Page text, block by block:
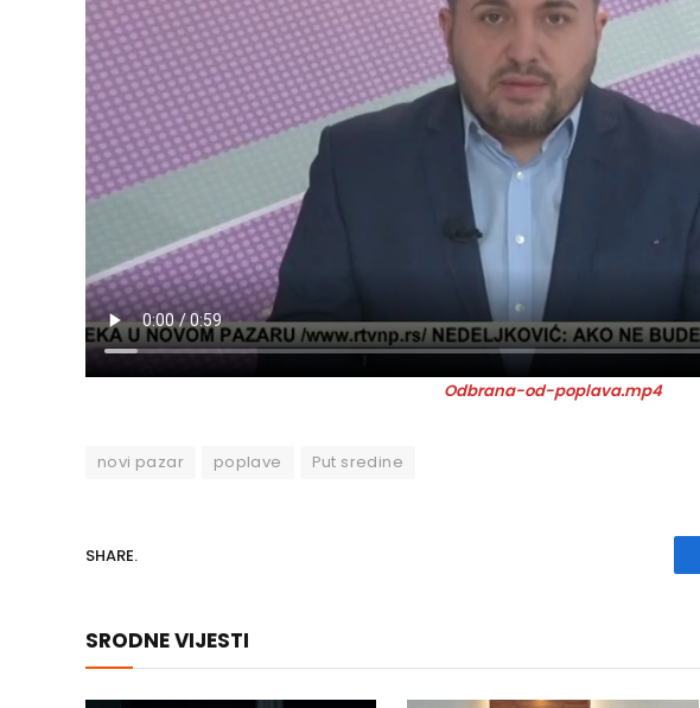
Odbrana-od-poplava.mp4
novi pazar poplave Put sredine
SHARE.
SRODNE VIJESTI